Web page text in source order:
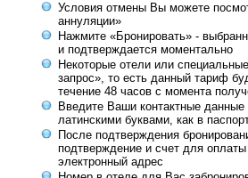
Условия отмены Вы можете
аннуляции»
Нажмите «Бронировать» -
и подтверждается моментально
Некоторые отели или
запрос», то есть данный тариф
течение 48 часов с момента
Введите Ваши контактные данные
латинскими буквами, как в
После подтверждения
подтверждение и счет для
электронный адрес